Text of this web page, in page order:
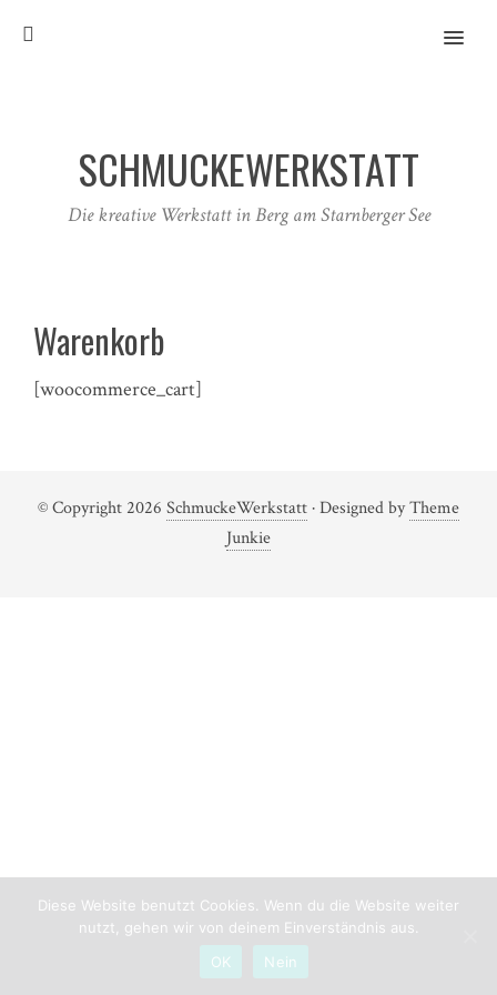
MENU
SCHMUCKEWERKSTATT
Die kreative Werkstatt in Berg am Starnberger See
Warenkorb
[woocommerce_cart]
© Copyright 2026 SchmuckeWerkstatt· Designed byTheme
Junkie
Diese Website benutzt Cookies. Wenn du die Website weiter
nutzt, gehen wir von deinem Einverständnis aus.
OK
Nein